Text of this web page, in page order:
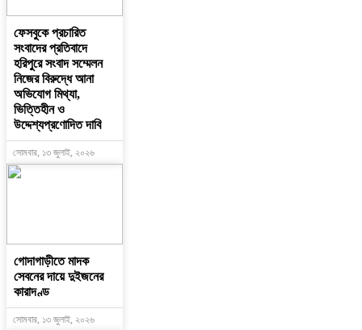
ফেসবুকে প্রচারিত
সংবাদের প্রতিবাদে
হরিপুরে সংবাদ সম্মেলন
নিজের বিরুদ্ধে আনা
অভিযোগ মিথ্যা,
ভিত্তিহীন ও
উদ্দেশ্যপ্রণোদিত দাবি
সোমবার, ১৩ জুলাই, ২০২৬
গোদাগাড়ীতে মাদক
সেবনের দায়ে দুইজনের
কারাদণ্ড
সোমবার, ১৩ জুলাই, ২০২৬